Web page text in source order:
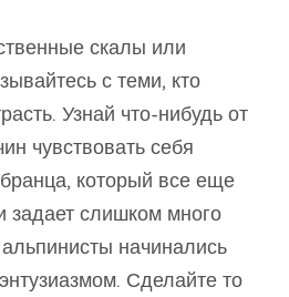
скалы или
с теми, кто
Узнай что-нибудь от
чувствовать себя
который все еще
задает слишком много
начинались
Сделайте то